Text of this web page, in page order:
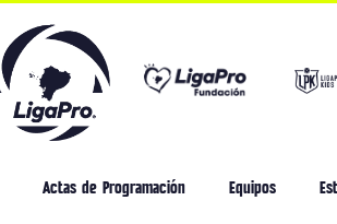
Actas de Programación Equipos